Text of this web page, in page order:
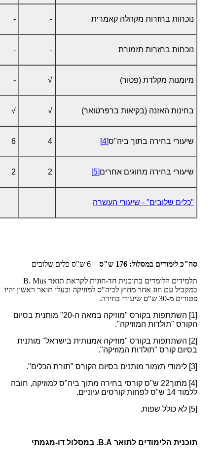
נוכחות בחזרות מקהלה קאמרית -
-
נוכחות בחזרות תזמורת -
-
מיומנות מקלדת (פטור) √
-
בחינות האזנה (בקיאות ברפרטואר) √
√
שיעורי בחירה בתוך ביה"ס[4]
4
6
שיעורי בחירה מחוגים אחרים[5]
2
2
"כלים שלובים" - שיעורי העשרה
סה"כ לימודים במסלול: 176 ש"ס
+ 6 ש"ס כלים שלובים
תלמידים הלומדים בתוכנית חד-חוגית לקראת תואר B. Mus
במקביל עם חוג אחר מחוץ לביה"ס למוזיקה ובעלי תואר ראשון יהיו
פטורים מ-30 ש"ס שיעורי בחירה.
[1]
השתתפות בקורס "מוזיקה במאה ה-20" מותנית בסיום
הקורס "תולדות המוזיקה".
[2]
השתתפות בקורס "מוזיקה אמנותית בישראל" מותנית
בסיום קורס "תולדות המוזיקה".
[3]
לימודי תזמור מותנים בסיום הקורס "תורת הכלים".
[4]
מתוך22
ש"ס קורסי בחירה מתוך ביה"ס למוזיקה, חובה
ללמוד 14 ש"ס לפחות קורסים עיוניים.
[5]
לא כולל שפות.
תוכנית הלימודים לתואר B.A. במסלול דו-מגמתי